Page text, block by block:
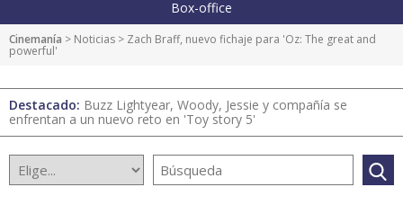
Box-office
Cinemanía > Noticias > Zach Braff, nuevo fichaje para 'Oz: The great and
powerful'
Destacado: Buzz Lightyear, Woody, Jessie y compañía se
enfrentan a un nuevo reto en 'Toy story 5'